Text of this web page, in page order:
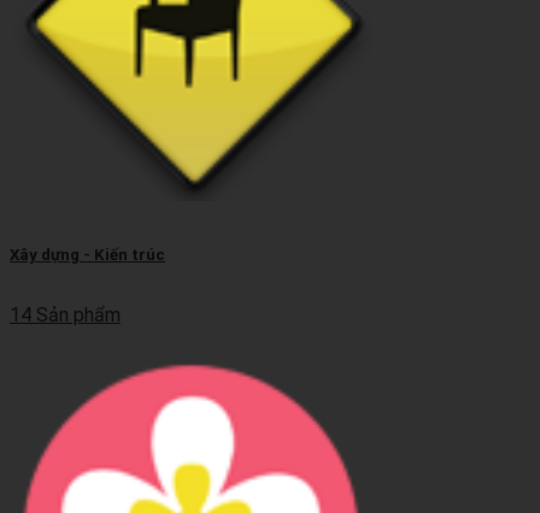
Xây dựng - Kiến trúc
14 Sản phẩm